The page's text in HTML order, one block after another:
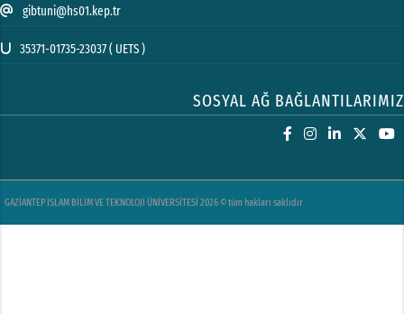
gibtuni@hs01.kep.tr
35371-01735-23037 ( UETS )
SOSYAL AĞ BAĞLANTILARIMIZ
GAZİANTEP İSLAM BİLİM VE TEKNOLOJİ ÜNİVERSİTESİ 2026 © tüm hakları saklıdır